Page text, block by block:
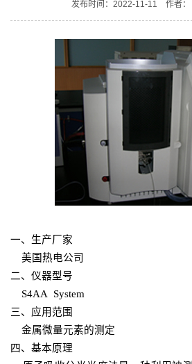
发布时间：2022-11-11 作者：
一、生产厂家
美国热电公司
二、仪器型号
S4AA System
三、应用范围
金属微量元素的测定
四、基本原理